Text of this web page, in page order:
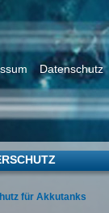
Datenschutz
für Akkutanks